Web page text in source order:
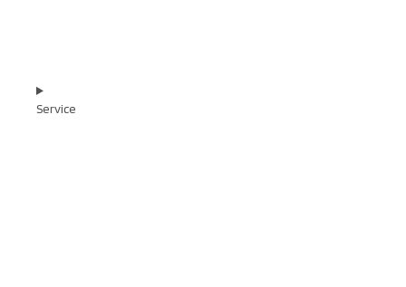
Service